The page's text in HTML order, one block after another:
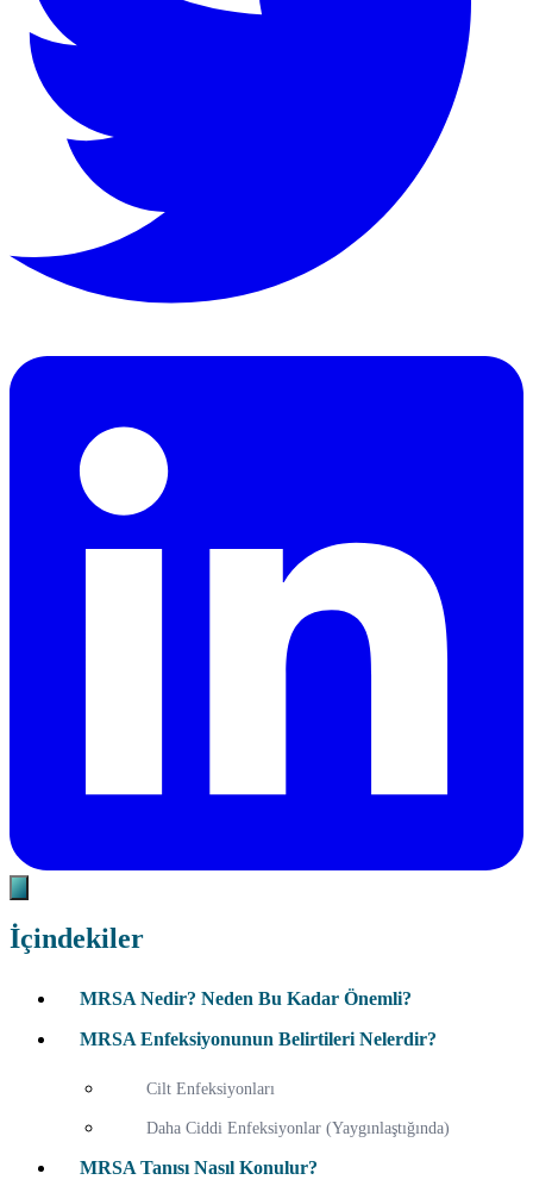
İçindekiler
MRSA Nedir? Neden Bu Kadar Önemli?
MRSA Enfeksiyonunun Belirtileri Nelerdir?
Cilt Enfeksiyonları
Daha Ciddi Enfeksiyonlar (Yaygınlaştığında)
MRSA Tanısı Nasıl Konulur?